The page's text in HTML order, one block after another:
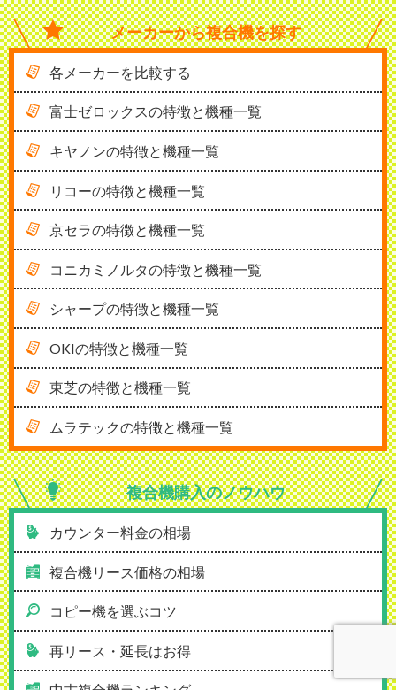
メーカーから複合機を探す
各メーカーを比較する
富士ゼロックスの特徴と機種一覧
キヤノンの特徴と機種一覧
リコーの特徴と機種一覧
京セラの特徴と機種一覧
コニカミノルタの特徴と機種一覧
シャープの特徴と機種一覧
OKIの特徴と機種一覧
東芝の特徴と機種一覧
ムラテックの特徴と機種一覧
複合機購入のノウハウ
カウンター料金の相場
複合機リース価格の相場
コピー機を選ぶコツ
再リース・延長はお得